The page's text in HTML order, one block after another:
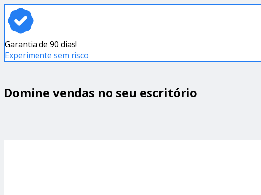
Garantia de 90 dias!
Experimente sem risco
Domine vendas no seu escritório